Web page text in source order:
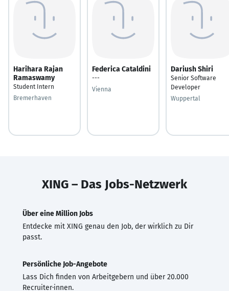
Harihara Rajan
Ramaswamy
Student Intern
Bremerhaven
Federica Cataldini
---
Vienna
Dariush Shiri
Senior Software
Developer
Wuppertal
XING – Das Jobs-Netzwerk
Über eine Million Jobs
Entdecke mit XING genau den Job, der wirklich zu Dir
passt.
Persönliche Job-Angebote
Lass Dich finden von Arbeitgebern und über 20.000
Recruiter·innen.